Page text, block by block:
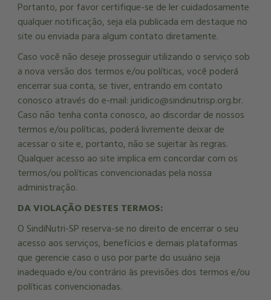
Portanto, por favor certifique-se de ler cuidadosamente
qualquer notificação, seja ela publicada em destaque no
site ou enviada para algum contato diretamente.
Caso você não deseje prosseguir utilizando o serviço sob
a nova versão dos termos e/ou políticas, você poderá
encerrar sua conta, se tiver, entrando em contato
conosco através do e-mail: juridico@sindinutrisp.org.br.
Caso não tenha conta conosco, ao discordar de nossos
termos e/ou políticas, poderá livremente deixar de
acessar o site e, portanto, não se sujeitar às regras.
Qualquer acesso ao site implica em concordar com os
termos/ou políticas convencionadas pela nossa
administração.
DA VIOLAÇÃO DESTES TERMOS:
O SindiNutri-SP reserva-se no direito de encerrar o seu
acesso aos serviços, benefícios e demais plataformas
que gerencie caso o uso por parte do usuário seja
inadequado e/ou contrário às previsões dos termos e/ou
políticas convencionadas.